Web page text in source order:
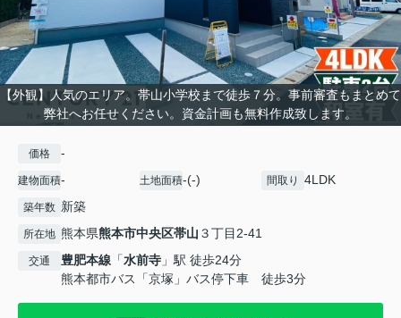
【外観】人気のエリア。帯山小学校まで徒歩７分。事前審査もまとめて
弊社へお任せください。資金計画も無料作成致します。
価格 -
建物面積- 土地面積-(-) 間取り 4LDK
築年数 新築
所在地 熊本県熊本市中央区帯山 ３丁目2-41
交通 豊肥本線 「水前寺 」駅 徒歩24分
熊本都市バス「京塚」バス停下車 徒歩3分